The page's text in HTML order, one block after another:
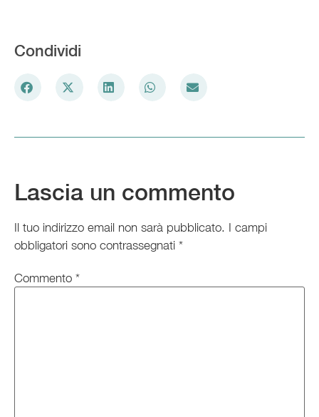
Condividi
Lascia un commento
Il tuo indirizzo email non sarà pubblicato. I campi
obbligatori sono contrassegnati *
Commento *